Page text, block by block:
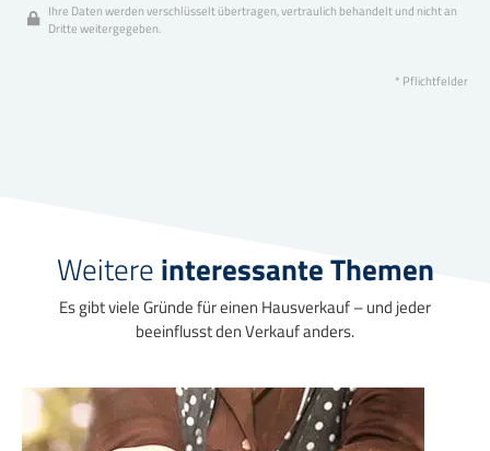
Ihre Daten werden verschlüsselt übertragen, vertraulich behandelt und nicht an
Dritte weitergegeben.
* Pflichtfelder
Weitereinteressante Themen
Es gibt viele Gründe für einen Hausverkauf – und jeder
beeinflusst den Verkauf anders.